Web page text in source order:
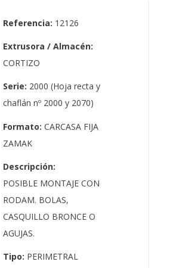
Referencia: 12126
Extrusora / Almacén:
CORTIZO
Serie: 2000 (Hoja recta y
chaflán nº 2000 y 2070)
Formato: CARCASA FIJA
ZAMAK
Descripción:
POSIBLE MONTAJE CON
RODAM. BOLAS,
CASQUILLO BRONCE O
AGUJAS.
Tipo: PERIMETRAL